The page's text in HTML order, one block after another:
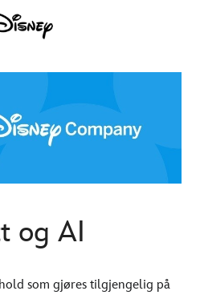
og AI
som gjøres tilgjengelig på